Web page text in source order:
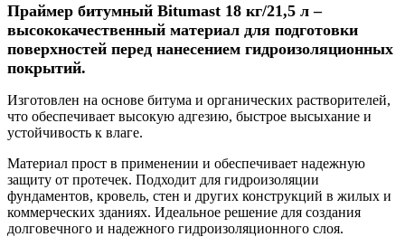
Праймер битумный Bitumast 18 кг/21,5 л –
высококачественный материал для подготовки
поверхностей перед нанесением гидроизоляционных
покрытий.
Изготовлен на основе битума и органических растворителей,
что обеспечивает высокую адгезию, быстрое высыхание и
устойчивость к влаге.
Материал прост в применении и обеспечивает надежную
защиту от протечек. Подходит для гидроизоляции
фундаментов, кровель, стен и других конструкций в жилых и
коммерческих зданиях. Идеальное решение для создания
долговечного и надежного гидроизоляционного слоя.